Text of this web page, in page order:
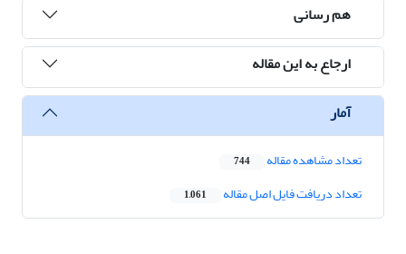
هم رسانی
ارجاع به این مقاله
آمار
تعداد مشاهده مقاله 744
تعداد دریافت فایل اصل مقاله 1,061